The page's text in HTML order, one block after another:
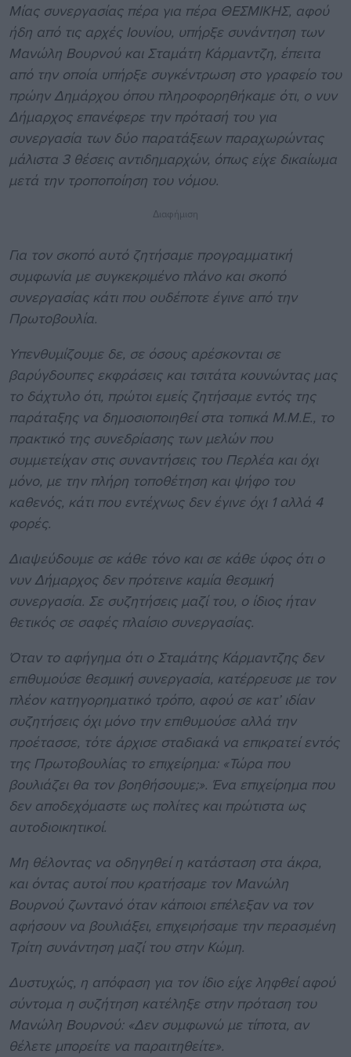
Μίας συνεργασίας πέρα για πέρα ΘΕΣΜΙΚΗΣ, αφού
ήδη από τις αρχές Ιουνίου, υπήρξε συνάντηση των
Μανώλη Βουρνού και Σταμάτη Κάρμαντζη, έπειτα
από την οποία υπήρξε συγκέντρωση στο γραφείο του
πρώην Δημάρχου όπου πληροφορηθήκαμε ότι, ο νυν
Δήμαρχος επανέφερε την πρότασή του για
συνεργασία των δύο παρατάξεων παραχωρώντας
μάλιστα 3 θέσεις αντιδημαρχών, όπως είχε δικαίωμα
μετά την τροποποίηση του νόμου.
Διαφήμιση
Για τον σκοπό αυτό ζητήσαμε προγραμματική
συμφωνία με συγκεκριμένο πλάνο και σκοπό
συνεργασίας κάτι που ουδέποτε έγινε από την
Πρωτοβουλία.
Υπενθυμίζουμε δε, σε όσους αρέσκονται σε
βαρύγδουπες εκφράσεις και τσιτάτα κουνώντας μας
το δάχτυλο ότι, πρώτοι εμείς ζητήσαμε εντός της
παράταξης να δημοσιοποιηθεί στα τοπικά Μ.Μ.Ε., το
πρακτικό της συνεδρίασης των μελών που
συμμετείχαν στις συναντήσεις του Περλέα και όχι
μόνο, με την πλήρη τοποθέτηση και ψήφο του
καθενός, κάτι που εντέχνως δεν έγινε όχι 1 αλλά 4
φορές.
Διαψεύδουμε σε κάθε τόνο και σε κάθε ύφος ότι ο
νυν Δήμαρχος δεν πρότεινε καμία θεσμική
συνεργασία. Σε συζητήσεις μαζί του, ο ίδιος ήταν
θετικός σε σαφές πλαίσιο συνεργασίας.
Όταν το αφήγημα ότι ο Σταμάτης Κάρμαντζης δεν
επιθυμούσε θεσμική συνεργασία, κατέρρευσε με τον
πλέον κατηγορηματικό τρόπο, αφού σε κατ’ ιδίαν
συζητήσεις όχι μόνο την επιθυμούσε αλλά την
προέτασσε, τότε άρχισε σταδιακά να επικρατεί εντός
της Πρωτοβουλίας το επιχείρημα: «Τώρα που
βουλιάζει θα τον βοηθήσουμε;». Ένα επιχείρημα που
δεν αποδεχόμαστε ως πολίτες και πρώτιστα ως
αυτοδιοικητικοί.
Μη θέλοντας να οδηγηθεί η κατάσταση στα άκρα,
και όντας αυτοί που κρατήσαμε τον Μανώλη
Βουρνού ζωντανό όταν κάποιοι επέλεξαν να τον
αφήσουν να βουλιάξει, επιχειρήσαμε την περασμένη
Τρίτη συνάντηση μαζί του στην Κώμη.
Δυστυχώς, η απόφαση για τον ίδιο είχε ληφθεί αφού
σύντομα η συζήτηση κατέληξε στην πρόταση του
Μανώλη Βουρνού: «Δεν συμφωνώ με τίποτα, αν
θέλετε μπορείτε να παραιτηθείτε».